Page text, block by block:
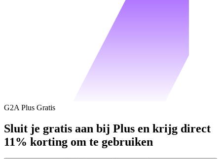
G2A Plus Gratis
Sluit je gratis aan bij Plus en krijg direct
11% korting om te gebruiken